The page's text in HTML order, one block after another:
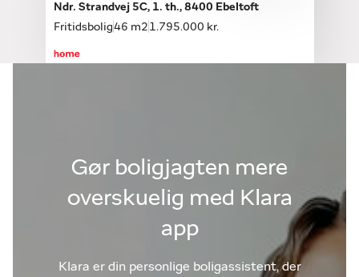
Ndr. Strandvej 5C, 1. th., 8400 Ebeltoft
Fritidsbolig46 m2 1.795.000 kr.
Gør boligjagten mere
overskuelig med Klara
app
Klara er din personlige boligassistent, der